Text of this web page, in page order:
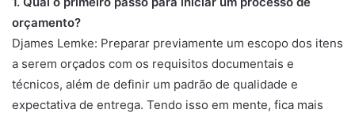
orçamento?
Djames Lemke: Preparar previamente um escopo dos itens
a serem orçados com os requisitos documentais e
técnicos, além de definir um padrão de qualidade e
expectativa de entrega. Tendo isso em mente, fica mais